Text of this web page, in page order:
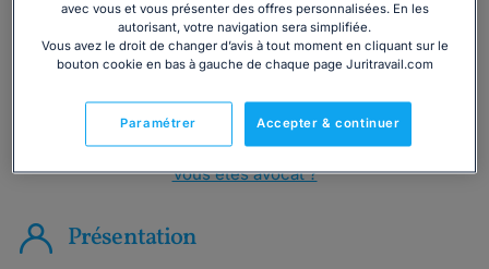
Consulter immédiatement
ou appelez le01 75 75 42 33(8h à 21h du lundi au
Vous êtes avocat ?
Présentation
avec vous et vous présenter des offres personnalisées. En les
autorisant, votre navigation sera simplifiée.
Vous avez le droit de changer d’avis à tout moment en cliquant sur le
bouton cookie en bas à gauche de chaque page Juritravail.com
Accepter & continuer
Paramétrer